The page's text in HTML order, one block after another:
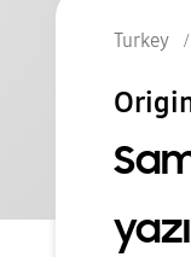
Turkey